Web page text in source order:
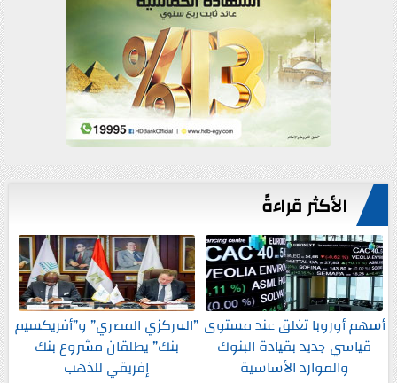
الأكثر قراءةً
أسهم أوروبا تغلق عند مستوى
قياسي جديد بقيادة البنوك
والموارد الأساسية
”المركزي المصري” و”أفريكسيم
بنك” يطلقان مشروع بنك
إفريقي للذهب